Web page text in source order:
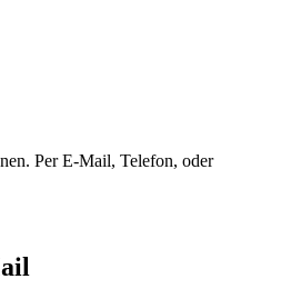
Per E-Mail, Telefon, oder